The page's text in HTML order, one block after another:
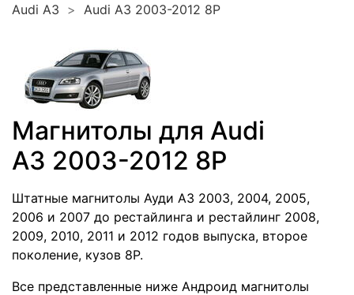
Audi A3
Audi A3 2003-2012 8P
Магнитолы для Audi
A3 2003-2012 8P
Штатные магнитолы Ауди А3 2003, 2004, 2005,
2006 и 2007 до рестайлинга и рестайлинг 2008,
2009, 2010, 2011 и 2012 годов выпуска, второе
поколение, кузов 8Р.
Все представленные ниже Андроид магнитолы